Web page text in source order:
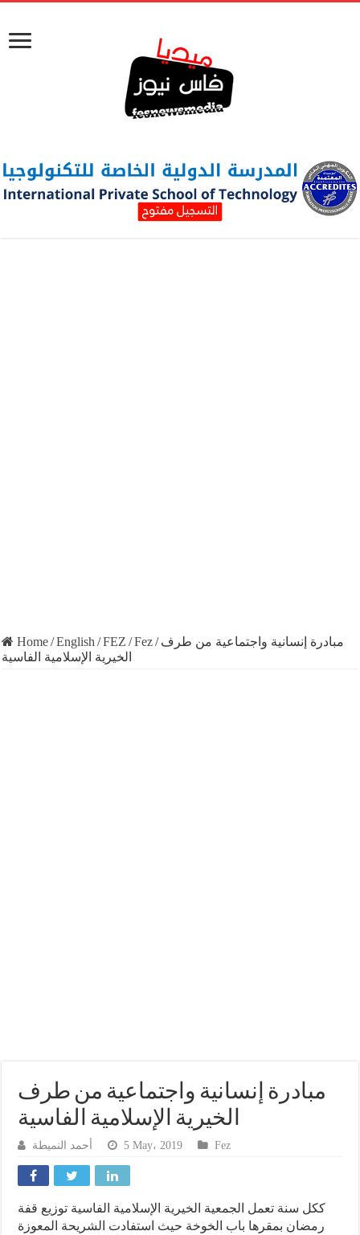
Home/English /FEZ /Fez/ مبادرة إنسانية واجتماعية من طرف
الخيرية الإسلامية الفاسية
مبادرة إنسانية واجتماعية من طرف
الخيرية الإسلامية الفاسية
أحمد النميطة 5 May، 2019 Fez
ككل سنة تعمل الجمعية الخيرية الإسلامية الفاسية توزيع قفة
رمضان بمقرها باب الخوخة حيث استفادت الشريحة المعوزة